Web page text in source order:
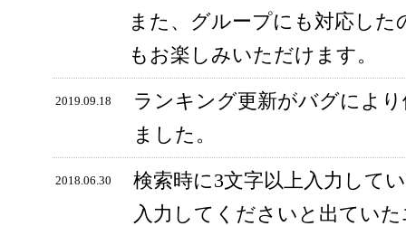
また、グループにも対応し
もお楽しみいただけます。
2019.09.18
ランキング更新がバグによ
ました。
2018.06.30
検索時に3文字以上入力して
入力してくださいと出てい